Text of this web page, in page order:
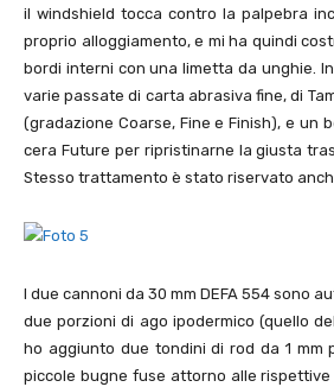
il windshield tocca contro la palpebra
proprio alloggiamento, e mi ha quindi
bordi interni con una limetta da unghie.
varie passate di carta abrasiva fine, di
(gradazione Coarse, Fine e Finish), e un
cera Future per ripristinarne la giusta
Stesso trattamento è stato riservato
I due cannoni da 30 mm DEFA 554 sono
due porzioni di ago ipodermico (quello
ho aggiunto due tondini di rod da 1 mm
piccole bugne fuse attorno alle